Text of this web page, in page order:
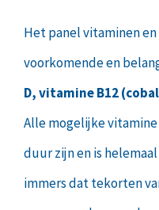
Het panel vitaminen
voorkomende en
D, vitamine B12
Alle mogelijke
duur zijn en is
immers dat tekorten